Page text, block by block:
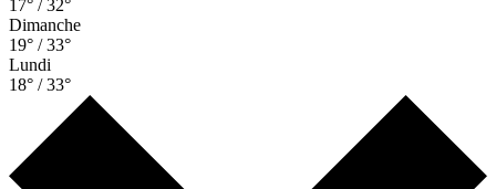
17° / 32°
Dimanche
19° / 33°
Lundi
18° / 33°